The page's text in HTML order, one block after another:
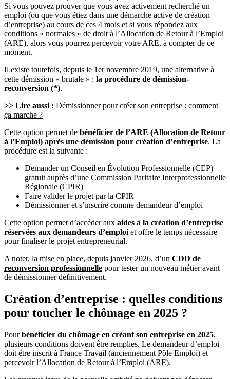
Si vous pouvez prouver que vous avez activement recherché un
emploi (ou que vous étiez dans une démarche active de création
d’entreprise) au cours de ces 4 mois et si vous répondez aux
conditions « normales » de droit à l’Allocation de Retour à l’Emploi
(ARE), alors vous pourrez percevoir votre ARE, à compter de ce
moment.
Il existe toutefois, depuis le 1er novembre 2019, une alternative à
cette démission « brutale » : la procédure de démission-
reconversion (*).
>> Lire aussi : Démissionner pour créer son entreprise : comment
ça marche ?
Cette option permet de bénéficier de l’ARE (Allocation de Retour
à l’Emploi) après une démission pour création d’entreprise. La
procédure est la suivante :
Demander un Conseil en Évolution Professionnelle (CEP)
gratuit auprès d’une Commission Paritaire Interprofessionnelle
Régionale (CPIR)
Faire valider le projet par la CPIR
Démissionner et s’inscrire comme demandeur d’emploi
Cette option permet d’accéder aux aides à la création d’entreprise
réservées aux demandeurs d’emploi et offre le temps nécessaire
pour finaliser le projet entrepreneurial.
A noter, la mise en place, depuis janvier 2026, d’un CDD de
reconversion professionnelle pour tester un nouveau métier avant
de démissionner définitivement.
Création d’entreprise : quelles conditions
pour toucher le chômage en 2025 ?
Pourbénéficier du chômage en créant son entreprise en 2025,
plusieurs conditions doivent être remplies. Le demandeur d’emploi
doit être inscrit à France Travail (anciennement Pôle Emploi) et
percevoir l’Allocation de Retour à l’Emploi (ARE).